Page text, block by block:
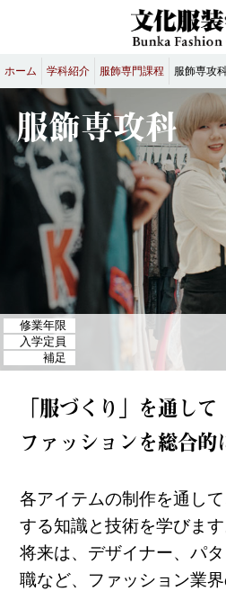
ホーム 学科紹介 服飾専門課程 服飾専攻
服飾専攻科
修業年限
入学定員
補足
「服づくり」を通して
ファッションを総合的
各アイテムの制作を通し
する知識と技術を学びます
将来は、デザイナー、パ
職など、ファッション業